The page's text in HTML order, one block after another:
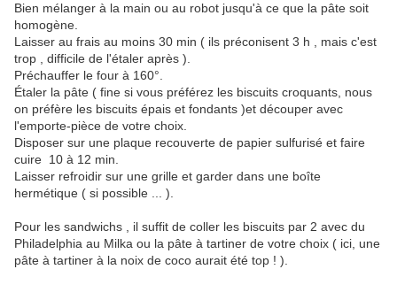
Bien mélanger à la main ou au robot jusqu'à ce que la pâte soit
homogène.
Laisser au frais au moins 30 min ( ils préconisent 3 h , mais c'est
trop , difficile de l'étaler après ).
Préchauffer le four à 160°.
Étaler la pâte ( fine si vous préférez les biscuits croquants, nous
on préfère les biscuits épais et fondants )et découper avec
l'emporte-pièce de votre choix.
Disposer sur une plaque recouverte de papier sulfurisé et faire
cuire 10 à 12 min.
Laisser refroidir sur une grille et garder dans une boîte
hermétique ( si possible ... ).
Pour les sandwichs , il suffit de coller les biscuits par 2 avec du
Philadelphia au Milka ou la pâte à tartiner de votre choix ( ici, une
pâte à tartiner à la noix de coco aurait été top ! ).